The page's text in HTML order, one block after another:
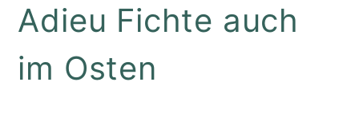
Adieu Fichte auch
im Osten